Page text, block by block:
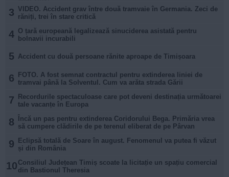
3 VIDEO. Accident grav între două tramvaie în Germania. Zeci de
răniți, trei în stare critică
4 O țară europeană legalizează sinuciderea asistată pentru
bolnavii incurabili
5 Accident cu două persoane rănite aproape de Timișoara
6
FOTO. A fost semnat contractul pentru extinderea liniei de
tramvai până la Solventul. Cum va arăta strada Gării
7
Recordurile spectaculoase care pot deveni destinația următoarei
tale vacanțe în Europa
8
Încă un pas pentru extinderea Coridorului Bega. Primăria vrea
să cumpere clădirile de pe terenul eliberat de pe Pârvan
9
Eclipsă totală de Soare în august. Fenomenul va putea fi văzut
și din România
10 Consiliul Județean Timiș scoate la licitație un spațiu comercial
din Bastionul Theresia